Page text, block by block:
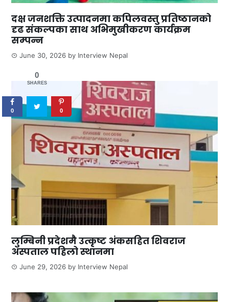
दक्ष जनशक्ति उत्पादनमा कपिलवस्तु प्रतिष्ठानको
दृढ संकल्पका साथ अभिमुखीकरण कार्यक्रम
सम्पन्न
June 30, 2026 by Interview Nepal
लुम्बिनी प्रदेशमै उत्कृष्ट अंकसहित शिवराज
अस्पताल पहिलो स्थानमा
June 29, 2026 by Interview Nepal
0
SHARES
0 0